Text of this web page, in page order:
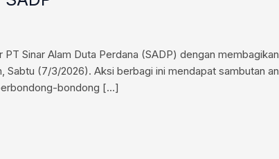
Sinar Alam Duta Perdana (SADP) dengan
(7/3/2026). Aksi berbagi ini mendapat sambutan
bondong […]